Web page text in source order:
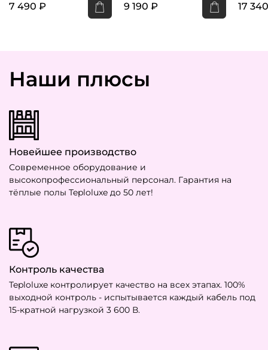
7 490 ₽ 9 190 ₽
17
Наши плюсы
Новейшее производство
Современное оборудование и
высокопрофессиональный персонал. Гарантия на
тёплые полы Teploluxe до 50 лет!
Контроль качества
Teploluxe контролирует качество на всех этапах. 100%
выходной контроль - испытывается каждый кабель под
15-кратной нагрузкой 3 600 В.